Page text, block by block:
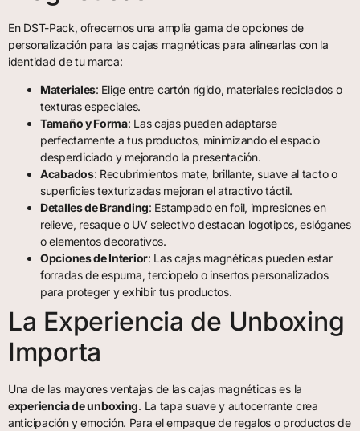
En DST-Pack, ofrecemos una amplia gama de opciones de
personalización para las cajas magnéticas para alinearlas con la
identidad de tu marca:
Materiales: Elige entre cartón rígido, materiales reciclados o
texturas especiales.
Tamaño y Forma: Las cajas pueden adaptarse
perfectamente a tus productos, minimizando el espacio
desperdiciado y mejorando la presentación.
Acabados: Recubrimientos mate, brillante, suave al tacto o
superficies texturizadas mejoran el atractivo táctil.
Detalles de Branding: Estampado en foil, impresiones en
relieve, resaque o UV selectivo destacan logotipos, eslóganes
o elementos decorativos.
Opciones de Interior: Las cajas magnéticas pueden estar
forradas de espuma, terciopelo o insertos personalizados
para proteger y exhibir tus productos.
La Experiencia de Unboxing
Importa
Una de las mayores ventajas de las cajas magnéticas es la
experiencia de unboxing. La tapa suave y autocerrante crea
anticipación y emoción. Para el empaque de regalos o productos de